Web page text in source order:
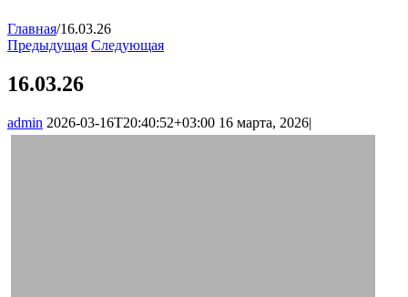
Главная/16.03.26
Предыдущая Следующая
16.03.26
admin 2026-03-16T20:40:52+03:00 16 марта, 2026|